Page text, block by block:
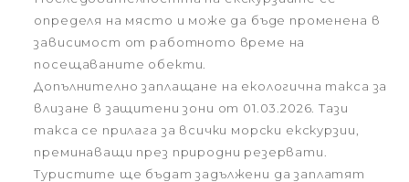
определя на място и може да бъде променена в
зависимост от работното време на
посещаваните обекти.
Допълнително заплащане на екологична такса за
влизане в защитени зони от 01.03.2026. Тази
такса се прилага за всички морски екскурзии,
преминаващи през природни резервати.
Туристите ще бъдат задължени да заплатят